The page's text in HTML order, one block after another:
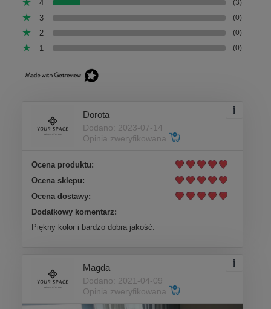
4 (3)
3 (0)
2 (0)
1 (0)
Dorota
Dodano: 2023-07-14
Opinia zweryfikowana
Ocena produktu:
Ocena sklepu:
Ocena dostawy:
Dodatkowy komentarz:
Piękny kolor i bardzo dobra jakość.
Magda
Dodano: 2021-04-09
Opinia zweryfikowana